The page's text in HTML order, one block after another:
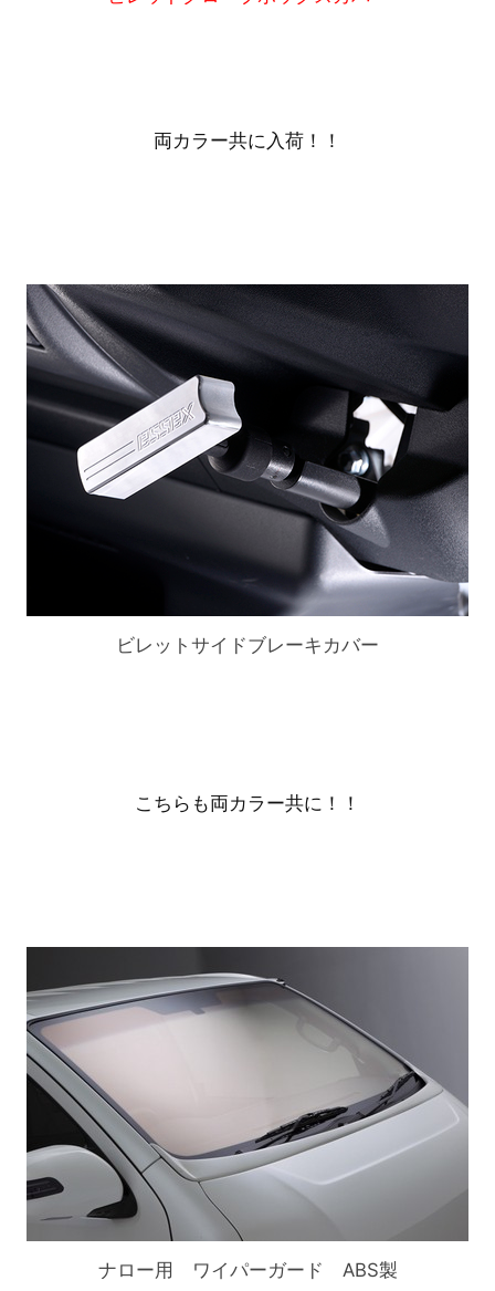
両カラー共に入荷！！
ビレットサイドブレーキカバー
こちらも両カラー共に！！
ナロー用 ワイパーガード ABS製